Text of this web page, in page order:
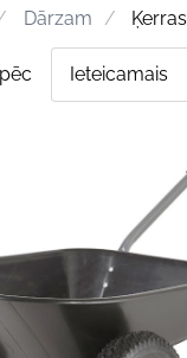
Dārzam Ķerras